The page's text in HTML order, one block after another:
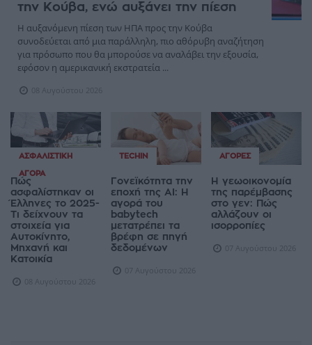
την Κούβα, ενώ αυξάνει την πίεση
Η αυξανόμενη πίεση των ΗΠΑ προς την Κούβα
συνοδεύεται από μια παράλληλη, πιο αθόρυβη αναζήτηση
για πρόσωπο που θα μπορούσε να αναλάβει την εξουσία,
εφόσον η αμερικανική εκστρατεία ...
08 Αυγούστου 2026
ΑΣΦΑΛΙΣΤΙΚΉ
ΑΓΟΡΆ
Πώς
ασφαλίστηκαν οι
Έλληνες το 2025-
Τι δείχνουν τα
στοιχεία για
Αυτοκίνητο,
Μηχανή και
Κατοικία
08 Αυγούστου 2026
TECHIN
Γονεϊκότητα την
εποχή της AI: Η
αγορά του
babytech
μετατρέπει τα
βρέφη σε πηγή
δεδομένων
07 Αυγούστου 2026
ΑΓΟΡΈΣ
Η γεωοικονομία
της παρέμβασης
στο γεν: Πώς
αλλάζουν οι
ισορροπίες
07 Αυγούστου 2026